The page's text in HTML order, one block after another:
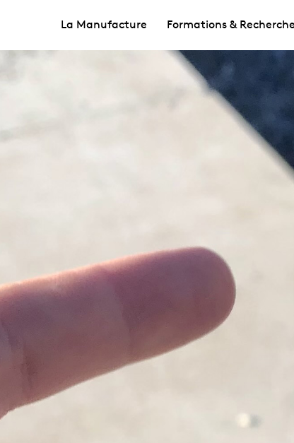
La Manufacture Formations & Recherche